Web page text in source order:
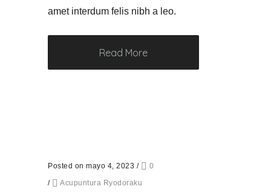
amet interdum felis nibh a leo.
Read More
Posted on mayo 4, 2023 /
0
/
Acupuntura Ryodoraku